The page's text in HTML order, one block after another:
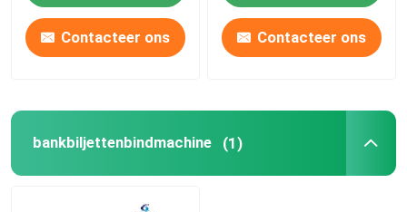
Contacteer ons Contacteer ons
bankbiljettenbindmachine (1)